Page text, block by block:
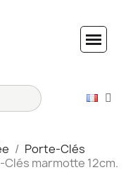
Porte-Clés
marmotte 12cm.